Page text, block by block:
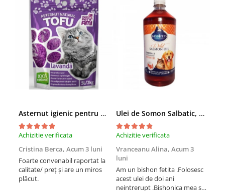
Asternut igienic pentru pisici Tofu Lavanda, Mon Petit 5 l
Achizitie verificata
Cristina Berca, Acum 3 luni
Foarte convenabil raportat la
calitate/ preț și are un miros
plăcut.
Ulei de Somon Salbatic, câini și pisici, piele si blană, BEST4PETS, 1l
Achizitie verificata
Vranceanu Alina, Acum 3
luni
Am un bishon fetita .Folosesc
acest ulei de doi ani
neintrerupt .Bishonica mea se